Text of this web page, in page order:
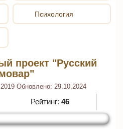
Психология
проект "Русский
Обновлено: 29.10.2024
Рейтинг: 46